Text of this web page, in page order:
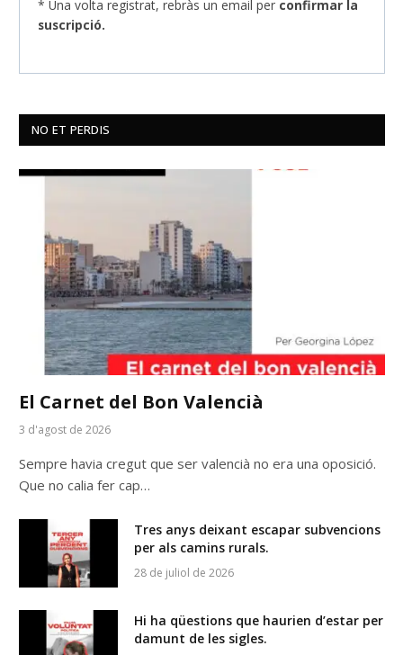
* Una volta registrat, rebràs un email per confirmar la
suscripció.
NO ET PERDIS
El Carnet del Bon Valencià
3 d'agost de 2026
Sempre havia cregut que ser valencià no era una oposició.
Que no calia fer cap…
Tres anys deixant escapar subvencions
per als camins rurals.
28 de juliol de 2026
Hi ha qüestions que haurien d’estar per
damunt de les sigles.